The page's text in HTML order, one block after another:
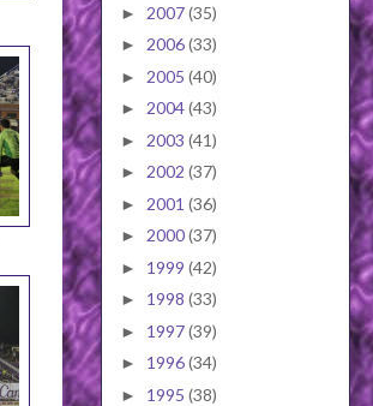
► 2007(35)
► 2006(33)
► 2005 (40)
► 2004(43)
► 2003 (41)
► 2002 (37)
► 2001 (36)
► 2000(37)
► 1999 (42)
► 1998 (33)
► 1997(39)
► 1996(34)
► 1995 (38)